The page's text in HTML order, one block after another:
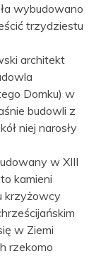
wybudowano
trzydziestu
architekt
Domku) w
budowli z
niej narosły
w XIII
kamieni
krzyżowcy
w Ziemi
rzekomo